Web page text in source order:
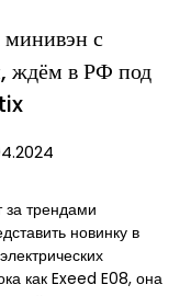
с
ждём в РФ под
трендами
новинку в
как Exeed E08, она